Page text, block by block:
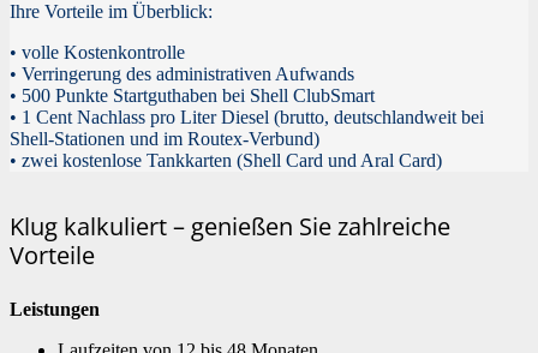
Ihre Vorteile im Überblick:
• volle Kostenkontrolle
• Verringerung des administrativen Aufwands
• 500 Punkte Startguthaben bei Shell ClubSmart
• 1 Cent Nachlass pro Liter Diesel (brutto, deutschlandweit bei
Shell-Stationen und im Routex-Verbund)
• zwei kostenlose Tankkarten (Shell Card und Aral Card)
Klug kalkuliert – genießen Sie zahlreiche
Vorteile
Leistungen